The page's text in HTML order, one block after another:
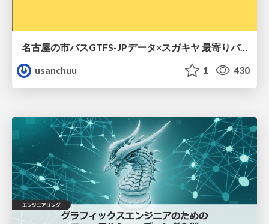
名古屋の市バスGTFS-JPデータ×スガキヤ 最寄りバス停検索をAmazon ElastiCache Serverless for Valkeyで最適化する
usanchuu
1 430